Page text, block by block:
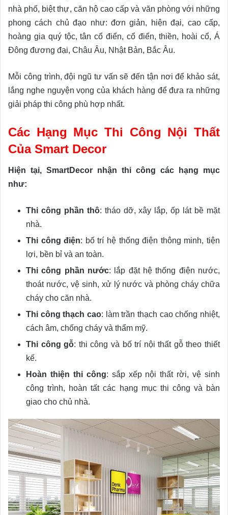
nhà phố, biệt thự, căn hộ cao cấp và văn phòng với những
phong cách chủ đạo như: đơn giản, hiện đại, cao cấp,
hoàng gia quý tộc, tân cổ điển, cổ điển, thiền, hoài cổ, Á
Đông đương đại, Châu Âu, Nhật Bản, Bắc Âu.
Mỗi công trình, đội ngũ tư vấn sẽ đến tận nơi để khảo sát,
lắng nghe nguyện vọng của khách hàng để đưa ra những
giải pháp thi công phù hợp nhất.
Các Hạng Mục Thi Công Nội Thất
Của Smart Decor
Hiện tại, SmartDecor nhận thi công các hạng mục
như:
Thi công phần thô: tháo dỡ, xây lắp, ốp lát bề mặt
nhà.
Thi công điện: bố trí hệ thống điện thông minh, tiện
lợi, bền bỉ và an toàn.
Thi công phần nước: lắp đặt hệ thống điện nước,
thoát nước, vệ sinh, xử lý nước và phòng cháy chữa
cháy cho căn nhà.
Thi công thạch cao: làm trần thạch cao chống nhiệt,
cách âm, chống cháy và thẩm mỹ.
Thi công gỗ: thi công và bố trí nội thất gỗ theo thiết
kế.
Hoàn thiện thi công: sắp xếp nội thất rời, vệ sinh
công trình, hoàn tất các hạng mục thi công và bàn
giao cho chủ nhà.